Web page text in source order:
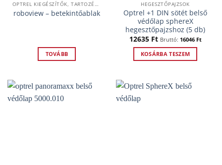
OPTREL KIEGÉSZÍTŐK, TARTOZÉKOK
roboview – betekintőablak
TOVÁBB
HEGESZTŐPAJZSOK
Optrel +1 DIN sötét belső
védőlap sphereX
hegesztőpajzshoz (5 db)
12635 Ft Bruttó: 16046 Ft
KOSÁRBA TESZEM